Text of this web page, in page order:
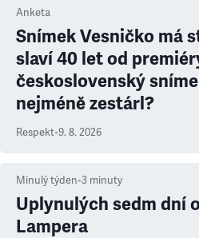
Anketa
Snímek Vesničko má
slaví 40 let od
československý
nejméně zestárl?
Respekt•9. 8. 2026
Minulý týden•3 minuty
Uplynulých sedm dní
Lampera